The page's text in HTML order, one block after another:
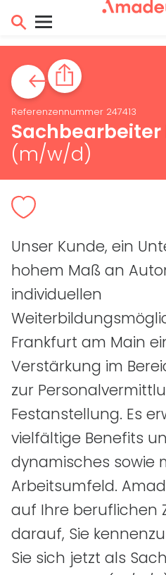
Referenzennummer 247413
(m/w/d)
Unser Kunde, ein
hohem Maß an
individuellen
Frankfurt am Main
Verstärkung im
zur
Festanstellung. Es
vielfältige Benefits
dynamisches sowie
Arbeitsumfeld.
auf Ihre beruflichen
darauf, Sie
Sie sich jetzt als